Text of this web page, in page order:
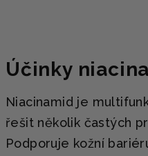
Účinky
Niacinamid je
řešit několik častých
Podporuje kožní